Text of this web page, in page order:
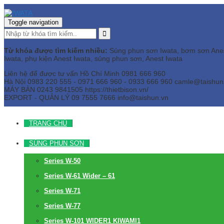
Toggle navigation
Từ khóa được tìm kiếm nhiều: Súng phun sơn Iwata, bơm sơn
Iwata, phụ kiện Anest Iwata, súng phun sơn, Anest Iwata
Liên hệ để được tư vấn Hồ Chí Minh 0981 666 960
Hà Nội 0983 220 555 - 0971 666 960 - 0933 666 960
MÁY BÀN 0243 9841505 https://thietbison.vn/
EXPORT - QUẢN LÝ 09 7555 7666 info@taishun.vn
TRANG CHỦ
SÚNG PHUN SƠN
Series W-50
Series W-61 Wider – 61
Series W-71
Series W-77
Series W-101 WIDER1 KIWAMI1